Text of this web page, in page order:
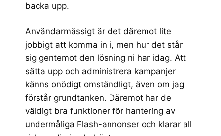
backa upp.
Användarmässigt är det däremot lite
jobbigt att komma in i, men hur det står
sig gentemot den lösning ni har idag. Att
sätta upp och administrera kampanjer
känns onödigt omständligt, även om jag
förstår grundtanken. Däremot har de
väldigt bra funktioner för hantering av
undermåliga Flash-annonser och klarar all